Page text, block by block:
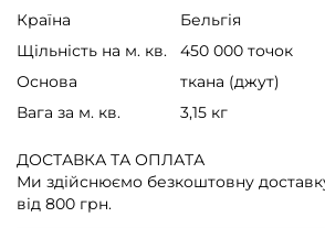
Країна
Бельгія
Щільність на м. кв.
450 000 точок
Основа
ткана (джут)
Вага за м. кв.
3,15 кг
ДОСТАВКА ТА ОПЛАТА
Ми здійснюємо безкоштовну
від 800 грн.